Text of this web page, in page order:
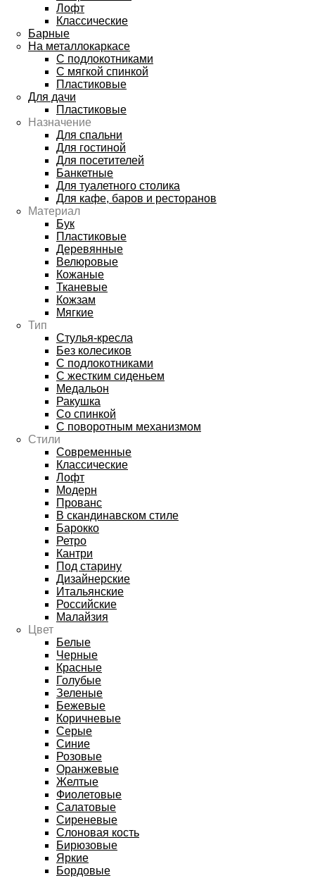
Лофт
Классические
Барные
На металлокаркасе
С подлокотниками
С мягкой спинкой
Пластиковые
Для дачи
Пластиковые
Назначение
Для спальни
Для гостиной
Для посетителей
Банкетные
Для туалетного столика
Для кафе, баров и ресторанов
Материал
Бук
Пластиковые
Деревянные
Велюровые
Кожаные
Тканевые
Кожзам
Мягкие
Тип
Стулья-кресла
Без колесиков
С подлокотниками
С жестким сиденьем
Медальон
Ракушка
Со спинкой
С поворотным механизмом
Стили
Современные
Классические
Лофт
Модерн
Прованс
В скандинавском стиле
Барокко
Ретро
Кантри
Под старину
Дизайнерские
Итальянские
Российские
Малайзия
Цвет
Белые
Черные
Красные
Голубые
Зеленые
Бежевые
Коричневые
Серые
Синие
Розовые
Оранжевые
Желтые
Фиолетовые
Салатовые
Сиреневые
Слоновая кость
Бирюзовые
Яркие
Бордовые